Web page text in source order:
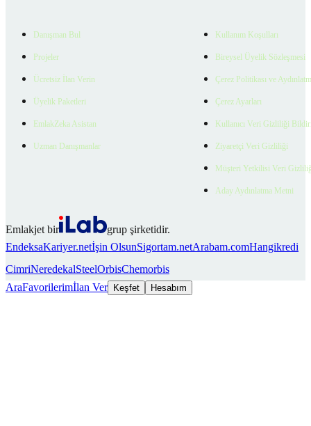
Danışman Bul
Projeler
Ücretsiz İlan Verin
Üyelik Paketleri
EmlakZeka Asistan
Uzman Danışmanlar
Kullanım Koşulları
Bireysel Üyelik Sözleşmesi
Çerez Politikası ve
Çerez Ayarları
Kullanıcı Veri Gizliliği
Ziyaretçi Veri Gizliliği
Müşteri Yetkilisi Veri
Aday Aydınlatma Metni
Emlakjet bir
grup şirketidir.
EndeksaKariyer.netİşin OlsunSigortam.netArabam.comHangikredi
CimriNeredekalSteelOrbisChemorbis
AraFavorilerimİlan Ver Keşfet Hesabım